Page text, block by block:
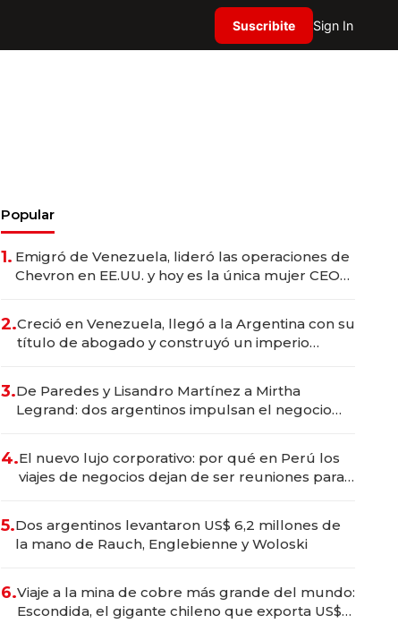
Suscribite Sign In
Popular
1. Emigró de Venezuela, lideró las operaciones de
Chevron en EE.UU. y hoy es la única mujer CEO
2.Creció en Venezuela, llegó a la Argentina con su
título de abogado y construyó un imperio
3.De Paredes y Lisandro Martínez a Mirtha
Legrand: dos argentinos impulsan el negocio
4.El nuevo lujo corporativo: por qué en Perú los
viajes de negocios dejan de ser reuniones para
5.Dos argentinos levantaron US$ 6,2 millones de
la mano de Rauch, Englebienne y Woloski
6.Viaje a la mina de cobre más grande del mundo:
Escondida, el gigante chileno que exporta US$